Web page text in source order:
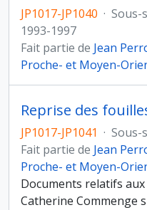
JP1017-JP1040 · Sous-
1993-1997
Fait partie de Jean
Proche- et Moyen-
JP1017-JP1041 · Sous-
Fait partie de Jean
Proche- et Moyen-
Documents relatifs
Catherine Commenge